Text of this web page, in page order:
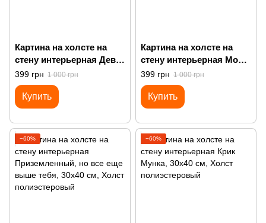
Картина на холсте на
стену интерьерная Дева
Мария с кубиком рубика
399 грн 1 000 грн
Купить
Картина на холсте на
стену интерьерная Мой
лучший друг и я лучше,
чем ты
399 грн 1 000 грн
Купить
−60% −60%